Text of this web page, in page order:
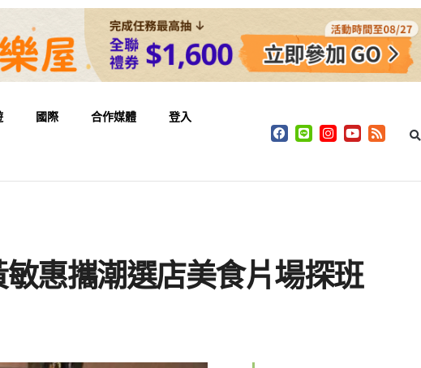
國際 合作媒體 登入
惠攜潮選店美食片場探班